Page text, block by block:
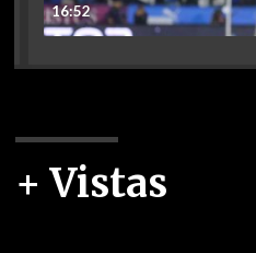
16:52
+ Vistas